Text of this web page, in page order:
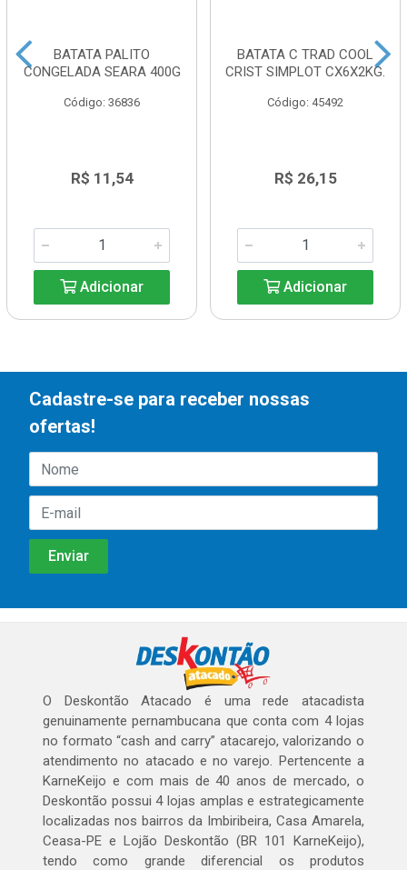
BATATA PALITO
CONGELADA SEARA 400G
Código: 36836
R$ 11,54
Adicionar
BATATA C TRAD COOL
CRIST SIMPLOT CX6X2KG.
Código: 45492
R$ 26,15
Adicionar
Cadastre-se para receber nossas
ofertas!
O Deskontão Atacado é uma rede atacadista
genuinamente pernambucana que conta com 4 lojas
no formato “cash and carry” atacarejo, valorizando o
atendimento no atacado e no varejo. Pertencente a
KarneKeijo e com mais de 40 anos de mercado, o
Deskontão possui 4 lojas amplas e estrategicamente
localizadas nos bairros da Imbiribeira, Casa Amarela,
Ceasa-PE e Lojão Deskontão (BR 101 KarneKeijo),
tendo como grande diferencial os produtos